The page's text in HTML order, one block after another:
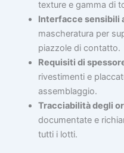
texture e gamma di
Interfacce sensibili
mascheratura per
piazzole di contatto.
Requisiti di
rivestimenti e
assemblaggio.
Tracciabilità degli
documentate e
tutti i lotti.